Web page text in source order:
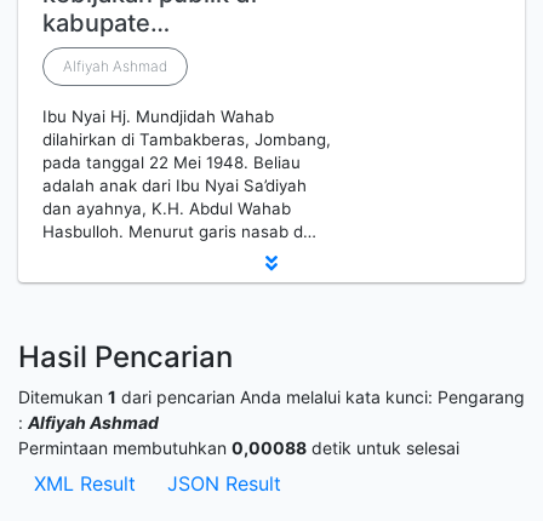
kabupate…
Alfiyah Ashmad
Ibu Nyai Hj. Mundjidah Wahab
dilahirkan di Tambakberas, Jombang,
pada tanggal 22 Mei 1948. Beliau
adalah anak dari Ibu Nyai Sa’diyah
dan ayahnya, K.H. Abdul Wahab
Hasbulloh. Menurut garis nasab d…
Hasil Pencarian
Ditemukan 1 dari pencarian Anda melalui kata kunci: Pengarang
: Alfiyah Ashmad
Permintaan membutuhkan 0,00088 detik untuk selesai
XML Result JSON Result